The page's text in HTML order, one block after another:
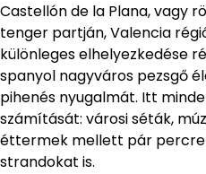
Castellón de la Plana, vagy
tenger partján, Valencia
különleges elhelyezkedése
spanyol nagyváros pezsgő
pihenés nyugalmát. Itt
számítását: városi séták,
éttermek mellett pár
strandokat is.